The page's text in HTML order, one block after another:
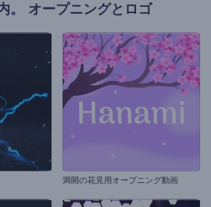
。 オープニングとロゴ
満開の花見用オープニング動画